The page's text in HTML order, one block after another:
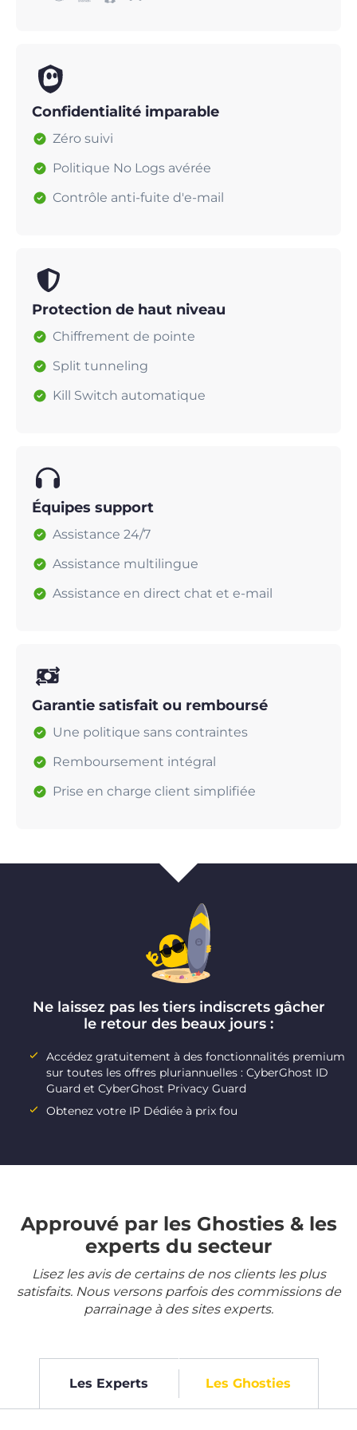
Confidentialité imparable
Zéro suivi
Politique No Logs avérée
Contrôle anti-fuite d'e-mail
Protection de haut niveau
Chiffrement de pointe
Split tunneling
Kill Switch automatique
Équipes support
Assistance 24/7
Assistance multilingue
Assistance en direct chat et e-mail
Garantie satisfait ou remboursé
Une politique sans contraintes
Remboursement intégral
Prise en charge client simplifiée
Ne laissez pas les tiers indiscrets gâcher
le retour des beaux jours :
Accédez gratuitement à des fonctionnalités premium
sur toutes les offres pluriannuelles : CyberGhost ID
Guard et CyberGhost Privacy Guard
Obtenez votre IP Dédiée à prix fou
Approuvé par les Ghosties & les
experts du secteur
Lisez les avis de certains de nos clients les plus
satisfaits. Nous versons parfois des commissions de
parrainage à des sites experts.
Les Experts Les Ghosties